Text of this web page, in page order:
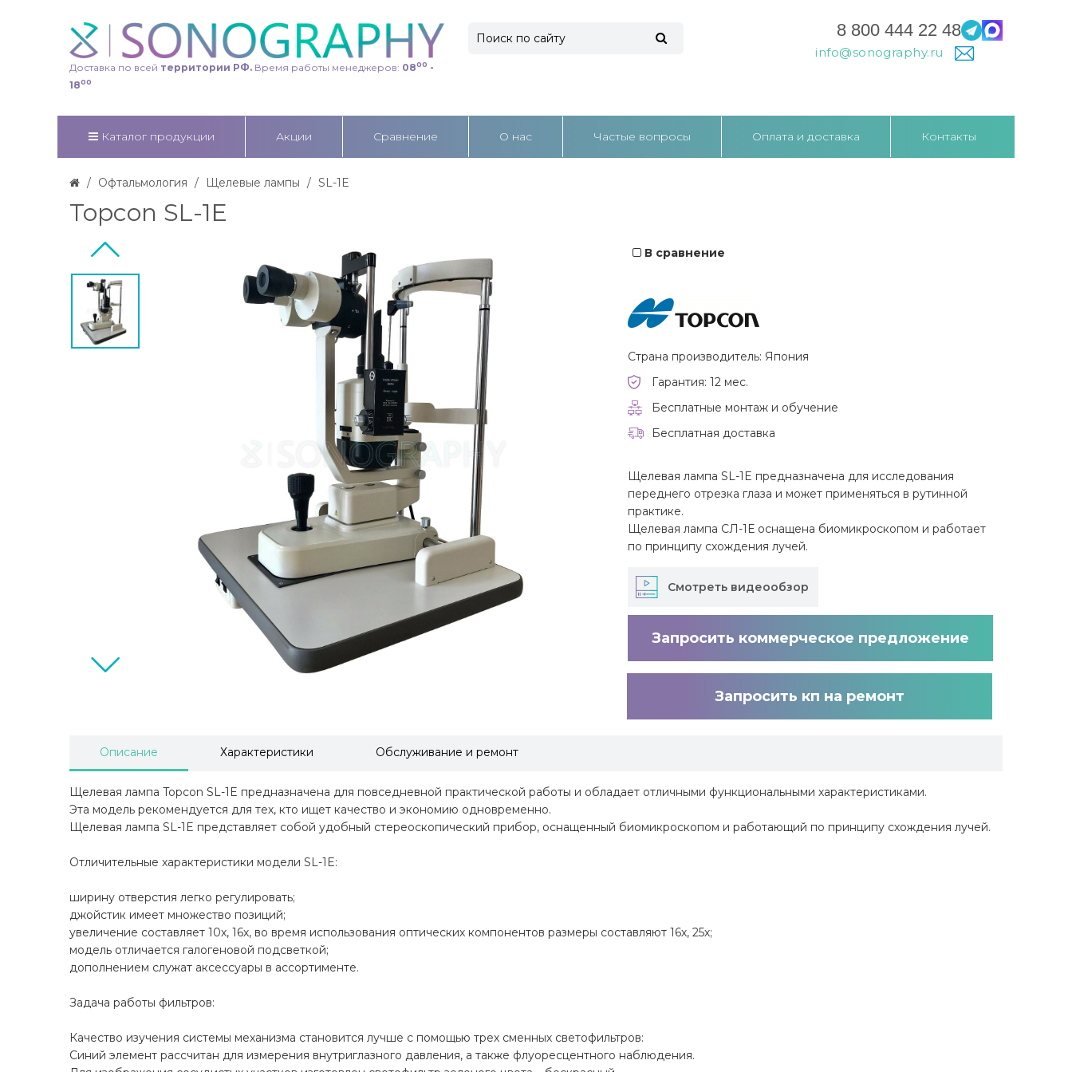
Доставка по всей территории РФ. Время работы менеджеров: 0800 -
1800
8 800 444 22 48
info@sonography.ru
Каталог продукции Акции Cравнение О нас Частые вопросы Оплата и доставка Контакты
Офтальмология Щелевые лампы SL-1E
Topcon SL-1E
В сравнение
Страна производитель: Япония
Гарантия: 12 мес.
Бесплатные монтаж и обучение
Бесплатная доставка
Щелевая лампа SL-1E предназначена для исследования
переднего отрезка глаза и может применяться в рутинной
практике.
Щелевая лампа СЛ-1Е оснащена биомикроскопом и работает
по принципу схождения лучей.
Смотреть видеообзор
Запросить коммерческое предложение
Запросить кп на ремонт
Описание Характеристики Обслуживание и ремонт
Щелевая лампа Topcon SL-1E предназначена для повседневной практической работы и обладает отличными функциональными характеристиками.
Эта модель рекомендуется для тех, кто ищет качество и экономию одновременно.
Щелевая лампа SL-1E представляет собой удобный стереоскопический прибор, оснащенный биомикроскопом и работающий по принципу схождения лучей.
Отличительные характеристики модели SL-1E:
ширину отверстия легко регулировать;
джойстик имеет множество позиций;
увеличение составляет 10х, 16х, во время использования оптических компонентов размеры составляют 16х, 25х;
модель отличается галогеновой подсветкой;
дополнением служат аксессуары в ассортименте.
Задача работы фильтров:
Качество изучения системы механизма становится лучше с помощью трех сменных светофильтров:
Синий элемент рассчитан для измерения внутриглазного давления, а также флуоресцентного наблюдения.